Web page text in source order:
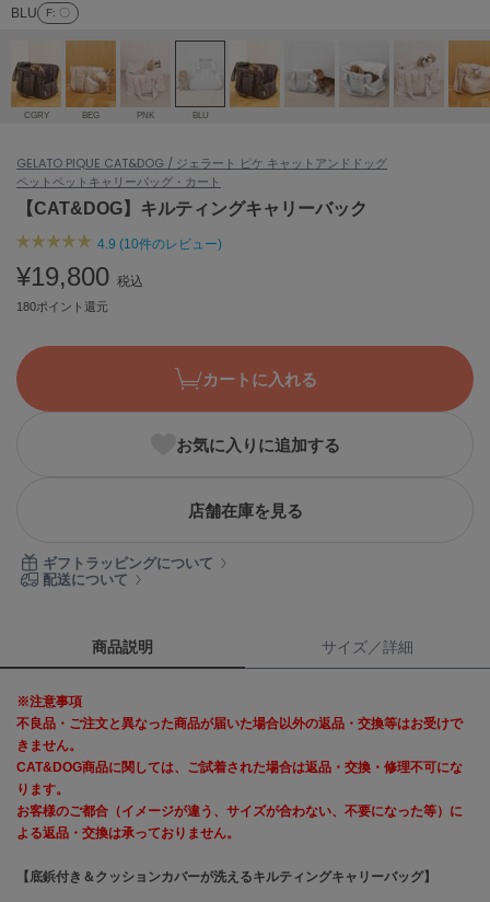
/ランジェリー (127)
ェア (119)
(124)
AMOMMA
ánuans
アニュアンス
アンヌーク
ASICS
Ballelite
BANDOLIER
バンドリヤー
célon
セロン
Clarks Premium
クラークス
BLU F: 〇
CGRY BEG PNK BLU
GELATO PIQUE CAT&DOG / ジェラート ピケ キャットアンドドッグ
ペットペットキャリーバッグ・カート
【CAT&DOG】キルティングキャリーバック
4.9 (10件のレビュー)
¥19,800 税込
180ポイント還元
カートに入れる
お気に入りに追加する
店舗在庫を見る
ギフトラッピングについて
配送について
商品説明 サイズ／詳細
※注意事項
不良品・ご注文と異なった商品が届いた場合以外の返品・交換等はお受けで
きません。
CAT&DOG商品に関しては、ご試着された場合は返品・交換・修理不可にな
ります。
お客様のご都合（イメージが違う、サイズが合わない、不要になった等）に
よる返品・交換は承っておりません。
【底鋲付き＆クッションカバーが洗えるキルティングキャリーバッグ】